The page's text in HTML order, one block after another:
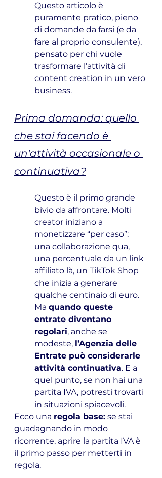
Questo articolo è
puramente pratico, pieno
di domande da farsi (e da
fare al proprio consulente),
pensato per chi vuole
trasformare l’attività di
content creation in un vero
business.
Prima domanda: quello
che stai facendo è
un'attività occasionale o
continuativa?
Questo è il primo grande
bivio da affrontare. Molti
creator iniziano a
monetizzare “per caso”:
una collaborazione qua,
una percentuale da un link
affiliato là, un TikTok Shop
che inizia a generare
qualche centinaio di euro.
Ma quando queste
entrate diventano
regolari, anche se
modeste, l’Agenzia delle
Entrate può considerarle
attività continuativa. E a
quel punto, se non hai una
partita IVA, potresti trovarti
in situazioni spiacevoli.
Ecco una regola base: se stai
guadagnando in modo
ricorrente, aprire la partita IVA è
il primo passo per metterti in
regola.